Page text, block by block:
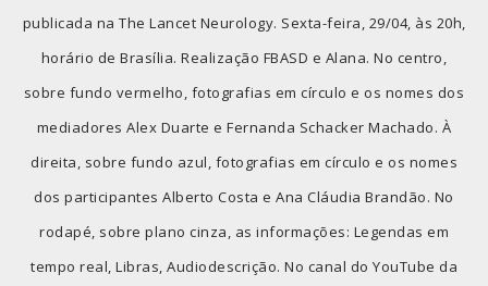
publicada na The Lancet Neurology. Sexta-feira, 29/04, às 20h,
horário de Brasília. Realização FBASD e Alana. No centro,
sobre fundo vermelho, fotografias em círculo e os nomes dos
mediadores Alex Duarte e Fernanda Schacker Machado. À
direita, sobre fundo azul, fotografias em círculo e os nomes
dos participantes Alberto Costa e Ana Cláudia Brandão. No
rodapé, sobre plano cinza, as informações: Legendas em
tempo real, Libras, Audiodescrição. No canal do YouTube da